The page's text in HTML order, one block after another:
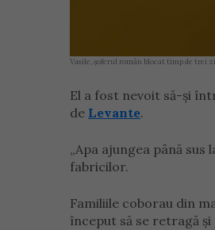
Vasile, șoferul român blocat timp de trei
El a fost nevoit să-și
de Levante.
„Apa ajungea până
fabricilor.
Familiile coborau din
început să se retragă